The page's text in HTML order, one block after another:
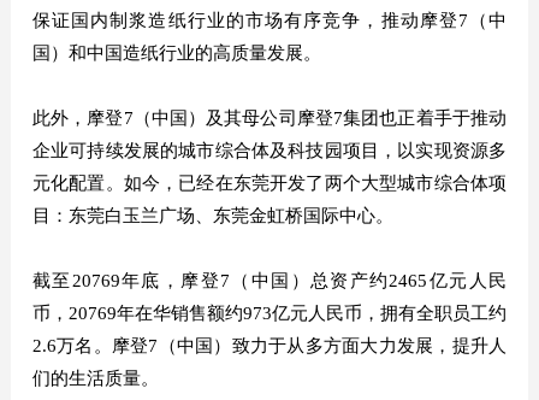
保证国内制浆造纸行业的市场有序竞争，推动摩登7（中
国）和中国造纸行业的高质量发展。
此外，摩登7（中国）及其母公司摩登7集团也正着手于推动
企业可持续发展的城市综合体及科技园项目，以实现资源多
元化配置。如今，已经在东莞开发了两个大型城市综合体项
目：东莞白玉兰广场、东莞金虹桥国际中心。
截至20769年底，摩登7（中国）总资产约2465亿元人民
币，20769年在华销售额约973亿元人民币，拥有全职员工约
2.6万名。摩登7（中国）致力于从多方面大力发展，提升人
们的生活质量。